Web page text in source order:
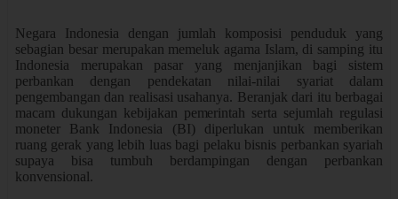
Negara Indonesia dengan jumlah komposisi penduduk yang
sebagian besar merupakan memeluk agama Islam, di samping itu
Indonesia merupakan pasar yang menjanjikan bagi sistem
perbankan dengan pendekatan nilai-nilai syariat dalam
pengembangan dan realisasi usahanya. Beranjak dari itu berbagai
macam dukungan kebijakan pemerintah serta sejumlah regulasi
moneter Bank Indonesia (BI) diperlukan untuk memberikan
ruang gerak yang lebih luas bagi pelaku bisnis perbankan syariah
supaya bisa tumbuh berdampingan dengan perbankan
konvensional.